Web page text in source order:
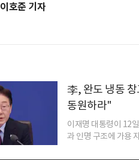
이호준 기자
李, 완도 냉동
동원하라"
이재명 대통령이 12
과 인명 구조에 가용